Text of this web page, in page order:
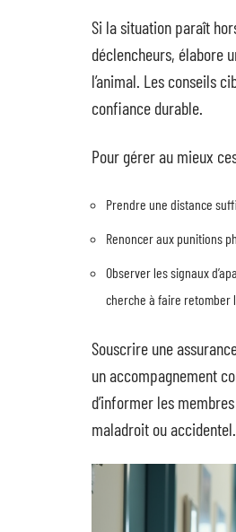
Si la situation paraît
déclencheurs, élabore
l’animal. Les conseils
confiance durable.
Pour gérer au mieux
Prendre une distance
Renoncer aux punitions
Observer les signaux
cherche à faire retomber
Souscrire une
un accompagnement
d’informer les
maladroit ou accidentel.